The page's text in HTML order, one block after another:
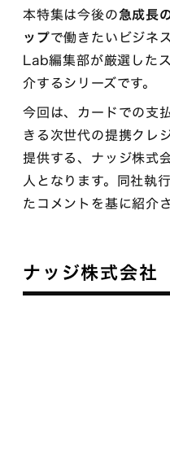
本特集は今後の急成長
ップで働きたいビジネ
Lab編集部が厳選した
介するシリーズです。
今回は、カードでの支
きる次世代の提携クレ
提供する、ナッジ株式
人となります。同社執
たコメントを基に紹介
ナッジ株式会社